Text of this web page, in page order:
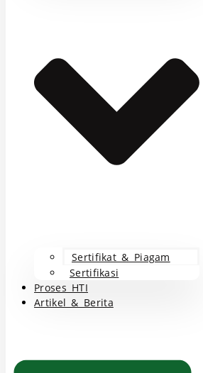
Sertifikat & Piagam
Sertifikasi
Proses HTI
Artikel & Berita